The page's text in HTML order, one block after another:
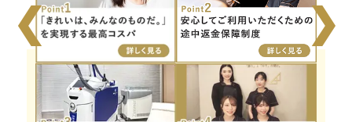
❮ ❯
アクセス